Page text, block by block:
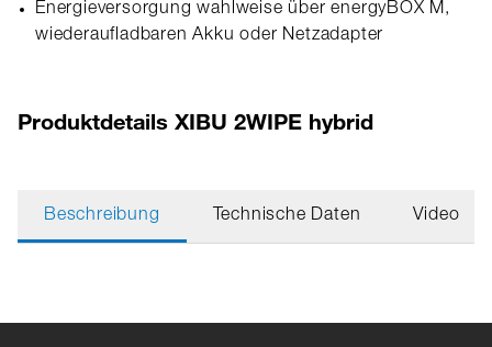
Energieversorgung wahlweise über energyBOX M,
wiederaufladbaren Akku oder Netzadapter
Produktdetails XIBU 2WIPE hybrid
Beschreibung Technische Daten Video